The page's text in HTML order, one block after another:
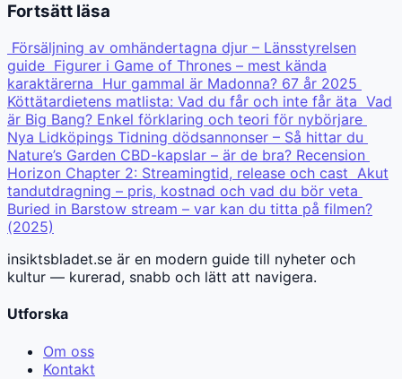
Fortsätt läsa
Försäljning av omhändertagna djur – Länsstyrelsen
guide Figurer i Game of Thrones – mest kända
karaktärerna Hur gammal är Madonna? 67 år 2025
Köttätardietens matlista: Vad du får och inte får äta Vad
är Big Bang? Enkel förklaring och teori för nybörjare
Nya Lidköpings Tidning dödsannonser – Så hittar du
Nature’s Garden CBD-kapslar – är de bra? Recension
Horizon Chapter 2: Streamingtid, release och cast Akut
tandutdragning – pris, kostnad och vad du bör veta
Buried in Barstow stream – var kan du titta på filmen?
(2025)
insiktsbladet.se är en modern guide till nyheter och
kultur — kurerad, snabb och lätt att navigera.
Utforska
Om oss
Kontakt